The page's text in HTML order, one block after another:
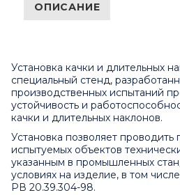
ОПИСАНИЕ
Установка качки и длительных
специальный стенд,
производственных испытаний
устойчивость и
качки и длительных наклонов.
Установка позволяет проводить
испытуемых объектов
указанным в промышленных
условиях на изделие, в том
РВ 20.39.304-98.